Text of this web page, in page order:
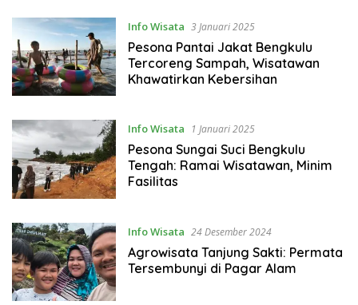
Info Wisata 3 Januari 2025
Pesona Pantai Jakat Bengkulu
Tercoreng Sampah, Wisatawan
Khawatirkan Kebersihan
Info Wisata 1 Januari 2025
Pesona Sungai Suci Bengkulu
Tengah: Ramai Wisatawan, Minim
Fasilitas
Info Wisata 24 Desember 2024
Agrowisata Tanjung Sakti: Permata
Tersembunyi di Pagar Alam